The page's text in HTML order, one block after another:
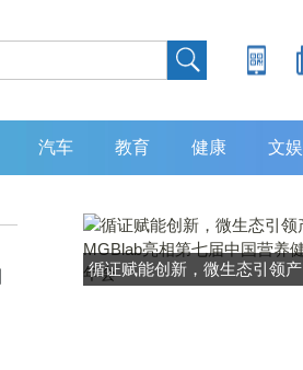
汽车 教育 健康 文娱
灵敏度超 80% 特异性 99%！